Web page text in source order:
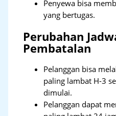
Penyewa bisa
yang bertugas.
Perubahan
Pembatalan
Pelanggan bisa
paling lambat H-3
dimulai.
Pelanggan dapat